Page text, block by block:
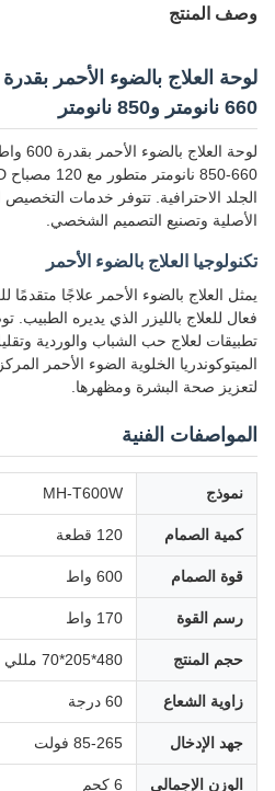
وصف المنتج
660 نانومتر و850 نانومتر
لوحة
الجلد الاحترافية. تتوفر خدمات التخصيص
الأصلية وتصنيع التصميم الشخصي.
تكنولوجيا العلاج بالضوء الأحمر
يمثل العلاج بالضوء الأحمر علاجًا متقدمًا
فعال للعلاج بالليزر الذي يديره الطبيب.
تطبيقات لعلاج حب الشباب والوردية
الميتوكوندريا الخلوية الضوء الأحمر
لتعزيز صحة البشرة ومظهرها.
المواصفات الفنية
نموذج MH-T600W
كمية الصمام 120 قطعة
قوة الصمام 600 واط
رسم القوة 170 واط
حجم المنتج 480*205*70 مللي متر
زاوية الشعاع 60 درجة
جهد الإدخال 85-265 فولت
الوزن الإجمالي 6 كجم